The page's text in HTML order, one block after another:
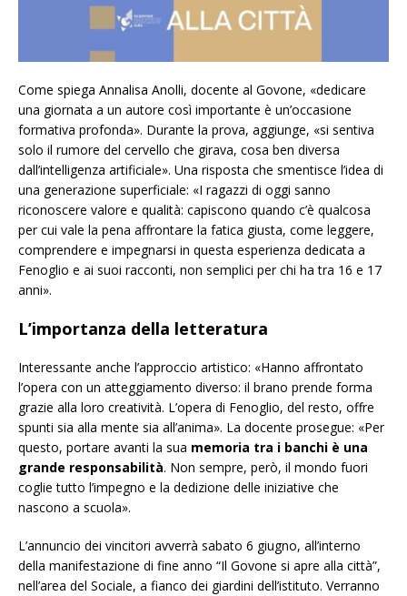
Come spiega Annalisa Anolli, docente al Govone, «dedicare
una giornata a un autore così importante è un’occasione
formativa profonda». Durante la prova, aggiunge, «si sentiva
solo il rumore del cervello che girava, cosa ben diversa
dall’intelligenza artificiale». Una risposta che smentisce l’idea di
una generazione superficiale: «I ragazzi di oggi sanno
riconoscere valore e qualità: capiscono quando c’è qualcosa
per cui vale la pena affrontare la fatica giusta, come leggere,
comprendere e impegnarsi in questa esperienza dedicata a
Fenoglio e ai suoi racconti, non semplici per chi ha tra 16 e 17
anni».
L’importanza della letteratura
Interessante anche l’approccio artistico: «Hanno affrontato
l’opera con un atteggiamento diverso: il brano prende forma
grazie alla loro creatività. L’opera di Fenoglio, del resto, offre
spunti sia alla mente sia all’anima». La docente prosegue: «Per
questo, portare avanti la sua memoria tra i banchi è una
grande responsabilità. Non sempre, però, il mondo fuori
coglie tutto l’impegno e la dedizione delle iniziative che
nascono a scuola».
L’annuncio dei vincitori avverrà sabato 6 giugno, all’interno
della manifestazione di fine anno “Il Govone si apre alla città”,
nell’area del Sociale, a fianco dei giardini dell’istituto. Verranno